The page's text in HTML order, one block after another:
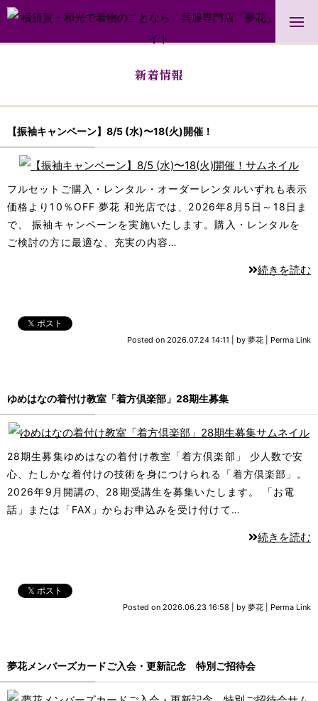
新着情報
【振袖キャンペーン】8/5 (水)〜18(火)開催！
フルセットご購入・レンタル・オーダーレンタルいずれも表示
価格より10％OFF 夢花 和光店では、2026年8月5日～18日ま
で、 振袖キャンペーンを実施いたします。購入・レンタルを
ご検討の方に最適な、充実の内容…
続きを読む
𝕏 ポスト
Posted on 2026.07.24 14:11 by 夢花 Perma Link
ゆめはなの着付け教室「着方倶楽部」28期生募集
28期生募集ゆめはなの着付け教室「着方倶楽部」 少人数で安
心、たしかな着付けの技術を身につけられる「着方倶楽部」。
2026年9⽉開講の、28期受講生を募集いたします。 「お電
話」または「FAX」からお申込みを受け付けて…
続きを読む
𝕏 ポスト
Posted on 2026.06.23 16:58 by 夢花 Perma Link
夢花メンバーズカードご入会・更新記念 特別ご招待会